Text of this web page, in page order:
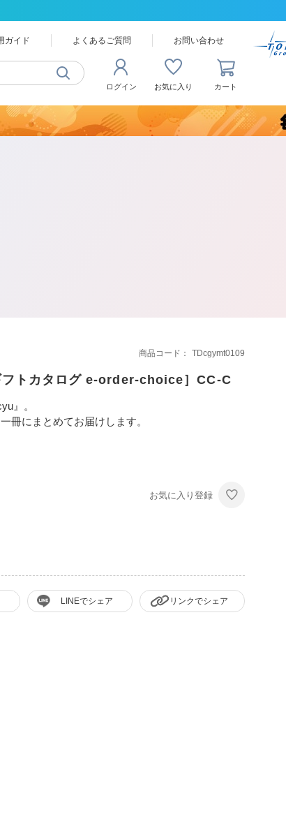
ガイド よくあるご質問 お問い合わせ
ログイン お気に入り カート
フトカタログ e-order-choice］CC-C
お気に入り登録
商品コード TDcgymt0109
』。
冊にまとめてお届けします。
LINEでシェア リンクでシェア